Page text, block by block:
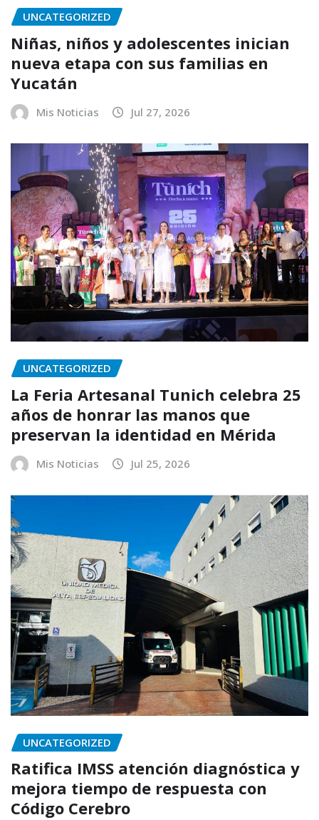
UNCATEGORIZED
Niñas, niños y adolescentes inician
nueva etapa con sus familias en
Yucatán
Mis Noticias Jul 27, 2026
UNCATEGORIZED
La Feria Artesanal Tunich celebra 25
años de honrar las manos que
preservan la identidad en Mérida
Mis Noticias Jul 25, 2026
UNCATEGORIZED
Ratifica IMSS atención diagnóstica y
mejora tiempo de respuesta con
Código Cerebro